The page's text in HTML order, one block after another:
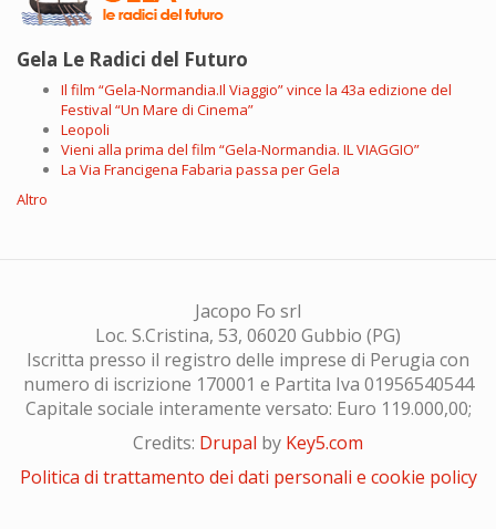
Gela Le Radici del Futuro
Il film “Gela-Normandia.Il Viaggio” vince la 43a edizione del
Festival “Un Mare di Cinema”
Leopoli
Vieni alla prima del film “Gela-Normandia. IL VIAGGIO”
La Via Francigena Fabaria passa per Gela
Altro
Jacopo Fo srl
Loc. S.Cristina, 53, 06020 Gubbio (PG)
Iscritta presso il registro delle imprese di Perugia con
numero di iscrizione 170001 e Partita Iva 01956540544
Capitale sociale interamente versato: Euro 119.000,00;
Credits: Drupal by Key5.com
Politica di trattamento dei dati personali e cookie policy